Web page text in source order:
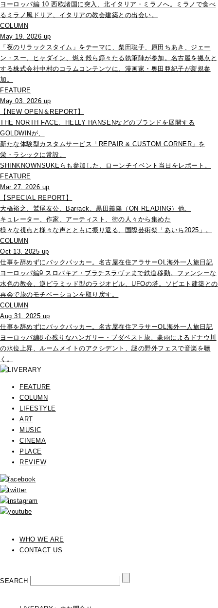
ヨーロッパ編 10 西欧諸国に突入、北イタリア・ミラノへ。ミラノで食べ
るミラノ風ドリア、イタリアの教会建築との出会い。
COLUMN
May 19. 2026 up
「夜のリラックスタイム」をテーマに、柴田聡子、原田ちあき、ジェー
ン・スー、ヒャダイン、燃え殻ら錚々たる執筆陣が参加。名古屋を拠点と
する株式会社中村のコラムコンテンツに、漫画家・奥田亜紀子が新規参
加。
FEATURE
May 03. 2026 up
【NEW OPEN＆REPORT】
THE NORTH FACE、HELLY HANSENなどのブランドを展開する
GOLDWINが、
新たな体験型カスタムサービス「REPAIR & CUSTOM CORNER」を
栄・ラシックに常設。
SHINKNOWNSUKEらも参加した、ローンチイベント当日をレポート。
FEATURE
Mar 27. 2026 up
【SPECIAL REPORT】
大橋裕之、鷲尾友公、Barrack、黒田義隆（ON READING）他、
キュレーター、作家、アーティスト、街の人々から集めた
様々な視点と様々な声とともに振り返る、国際芸術祭「あいち2025」。
COLUMN
Oct 13. 2025 up
仕事を辞めずにバックパッカー。名古屋在住アラサーOL海外一人旅日記
ヨーロッパ編9 スロバキア・ブラチスラヴァまで鉄道移動。ファンシーな
水色の教会、逆ピラミッド型のラジオビル、UFOの塔。ソビエト建築との
再会で旅のモチベーションを取り戻す。
COLUMN
Aug 31. 2025 up
仕事を辞めずにバックパッカー。名古屋在住アラサーOL海外一人旅日記
ヨーロッパ編8 心残りなハンガリー・ブダペスト旅。豪雨によるドナウ川
の水位上昇、ルームメイトのアクシデント、謎の野外フェスで音楽を聴
く。
FEATURE
COLUMN
LIFESTYLE
ART
MUSIC
CINEMA
PLACE
REVIEW
WHO WE ARE
CONTACT US
SEARCH